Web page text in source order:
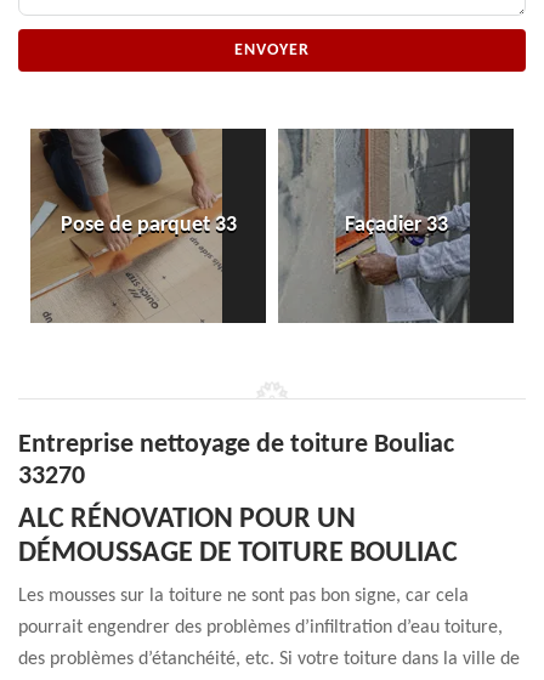
Pose de parquet 33 Façadier 33
Entreprise nettoyage de toiture Bouliac
33270
ALC RÉNOVATION POUR UN
DÉMOUSSAGE DE TOITURE BOULIAC
Les mousses sur la toiture ne sont pas bon signe, car cela
pourrait engendrer des problèmes d’infiltration d’eau toiture,
des problèmes d’étanchéité, etc. Si votre toiture dans la ville de